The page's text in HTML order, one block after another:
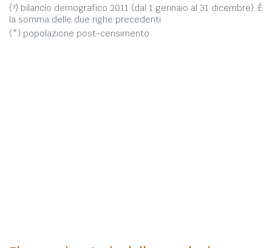
(³) bilancio demografico 2011 (dal 1 gennaio al 31 dicembre). È
la somma delle due righe precedenti
(*) popolazione post-censimento